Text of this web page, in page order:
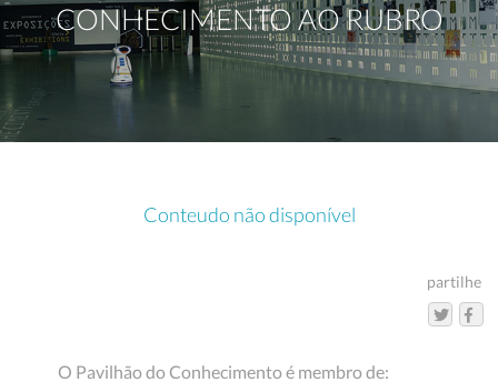
CONHECIMENTO AO RUBRO
Conteudo não disponível
partilhe
O Pavilhão do Conhecimento é membro de: